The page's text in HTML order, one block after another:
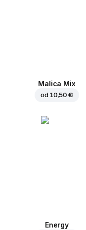
Malica Mix
od 10,50 €
Energy